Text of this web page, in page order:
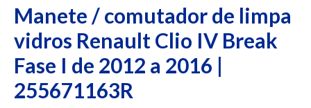
Manete / comutador de limpa
vidros Renault Clio IV Break
Fase I de 2012 a 2016 |
255671163R